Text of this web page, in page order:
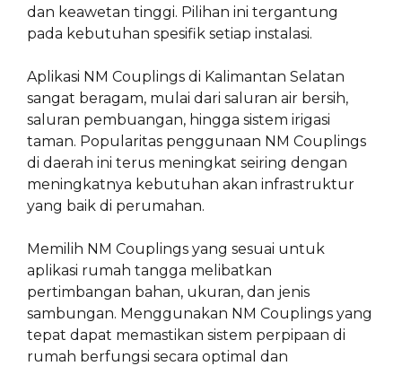
dan keawetan tinggi. Pilihan ini tergantung
pada kebutuhan spesifik setiap instalasi.
Aplikasi NM Couplings di Kalimantan Selatan
sangat beragam, mulai dari saluran air bersih,
saluran pembuangan, hingga sistem irigasi
taman. Popularitas penggunaan NM Couplings
di daerah ini terus meningkat seiring dengan
meningkatnya kebutuhan akan infrastruktur
yang baik di perumahan.
Memilih NM Couplings yang sesuai untuk
aplikasi rumah tangga melibatkan
pertimbangan bahan, ukuran, dan jenis
sambungan. Menggunakan NM Couplings yang
tepat dapat memastikan sistem perpipaan di
rumah berfungsi secara optimal dan